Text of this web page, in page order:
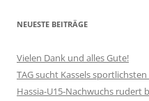
NEUESTE BEITRÄGE
Vielen Dank und alles Gute!
TAG sucht Kassels
Hassia-U15-Nachwuchs rudert